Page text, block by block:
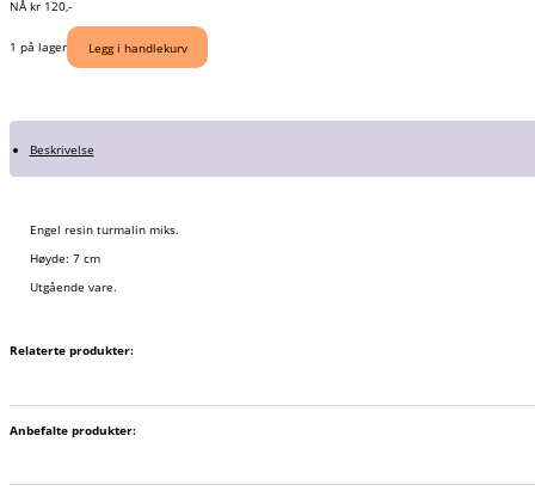
NÅkr 120,-
1 på lager Legg i handlekurv
Beskrivelse
Engel resin turmalin miks.
Høyde: 7 cm
Utgående vare.
Relaterte produkter:
Anbefalte produkter: